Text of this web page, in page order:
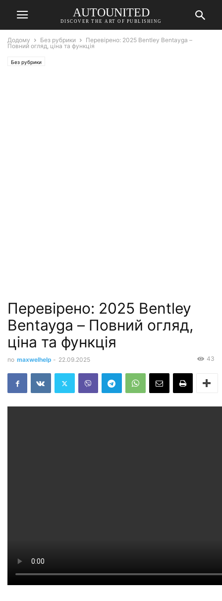
AUTOUNITED
DISCOVER THE ART OF PUBLISHING
Додому Без рубрики
Перевірено: 2025 Bentley Bentayga –
Повний огляд, ціна та функція
Без рубрики
Перевірено: 2025 Bentley
Bentayga – Повний огляд,
ціна та функція
по maxwelhelp - 22.09.2025 43